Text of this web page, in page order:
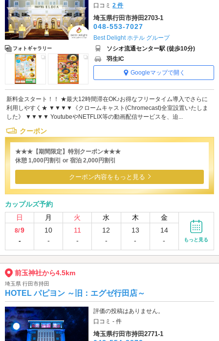
フォトギャラリー
口コミ2 件
埼玉県行田市持田2703-1
048-553-7027
Best Delight ホテル グループ
ソシオ流通センター駅 (徒歩10分)
羽生IC
Googleマップで開く
新料金スタート！！ ★最大12時間滞在OK♪お得なフリータイム導入でさらに
利用しやすく★ ▼▼▼▼《クロームキャスト(Chromecast)全室設置いたしま
した》 ▼▼▼▼ YoutubeやNETFLIX等の動画配信サービスを、迫...
クーポン
★★★【期間限定】特別クーポン★★★
休憩 1,000円割引 or 宿泊 2,000円割引
クーポン内容をもっと見る
カップルズ予約
日
月 火 水 木 金
8/9
-
10
-
11
-
12
-
13
-
14
-
もっと見る
前玉神社から4.5km
埼玉県 行田市持田
HOTEL パピヨン ～旧：エグゼ行田店～
評価の投稿はありません。
口コミ - 件
埼玉県行田市持田2771-1